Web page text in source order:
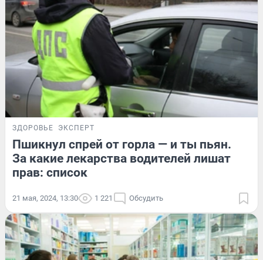
ЗДОРОВЬЕ ЭКСПЕРТ
Пшикнул спрей от горла — и ты пьян.
За какие лекарства водителей лишат
прав: список
21 мая, 2024, 13:30 1 221 Обсудить